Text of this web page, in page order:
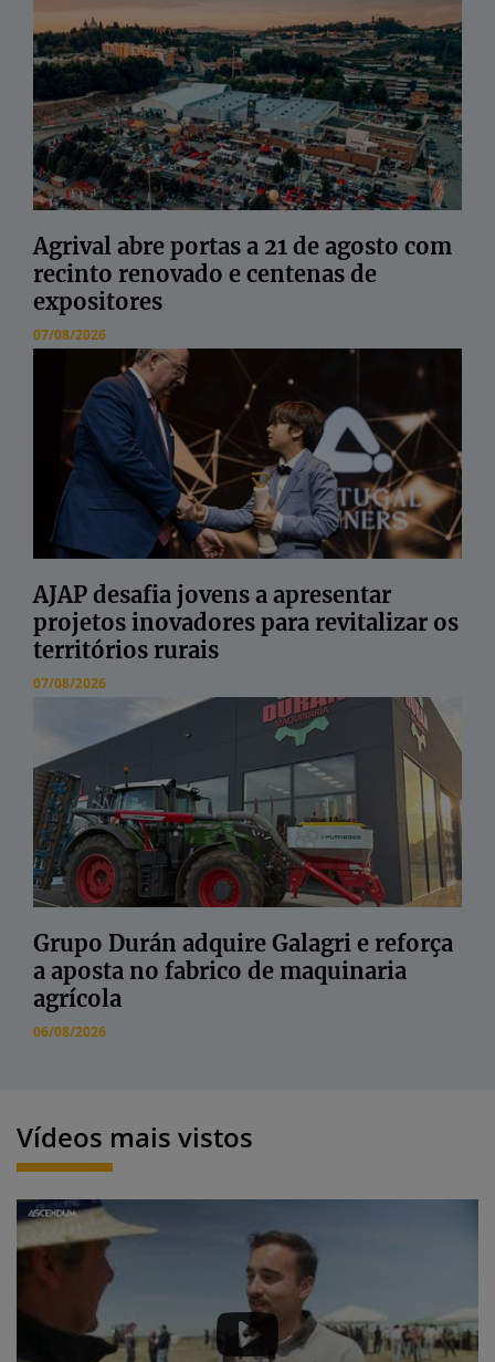
Agrival abre portas a 21 de agosto com
recinto renovado e centenas de
expositores
07/08/2026
AJAP desafia jovens a apresentar
projetos inovadores para revitalizar os
territórios rurais
07/08/2026
Grupo Durán adquire Galagri e reforça
a aposta no fabrico de maquinaria
agrícola
06/08/2026
Vídeos mais vistos